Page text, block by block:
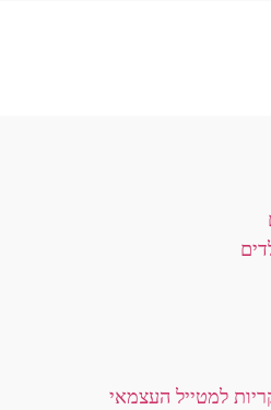
למטייל העצמאי